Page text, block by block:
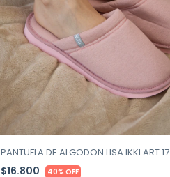
PANTUFLA DE ALGODON LISA IKKI ART.17
$16.800 40% OFF